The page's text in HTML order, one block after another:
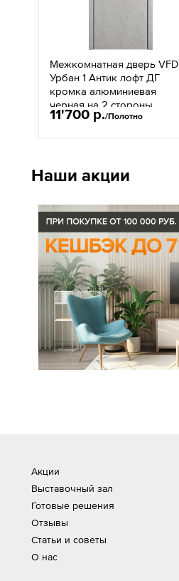
Межкомнатная дверь VFD
Урбан 1 Антик лофт ДГ
кромка алюминиевая
черная на 2 стороны
черный молдинг ЧМ
11'700 р./Полотно
Наши акции
Акции
Выставочный зал
Готовые решения
Отзывы
Статьи и советы
О нас